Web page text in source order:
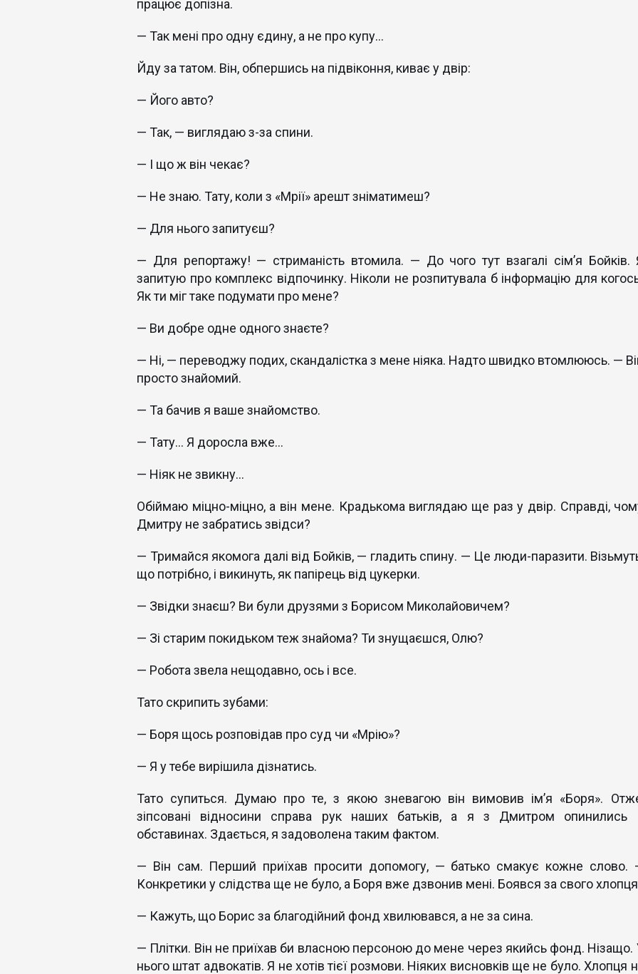
працює допізна.
— Так мені про одну єдину, а не про купу…
Йду за татом. Він, обпершись на підвіконня, киває у двір:
— Його авто?
— Так, — виглядаю з-за спини.
— І що ж він чекає?
— Не знаю. Тату, коли з «Мрії» арешт зніматимеш?
— Для нього запитуєш?
— Для репортажу! — стриманість втомила. — До чого тут взагалі сім’я Бойків.
запитую про комплекс відпочинку. Ніколи не розпитувала б інформацію для
Як ти міг таке подумати про мене?
— Ви добре одне одного знаєте?
— Ні, — переводжу подих, скандалістка з мене ніяка. Надто швидко втомлююсь. —
просто знайомий.
— Та бачив я ваше знайомство.
— Тату… Я доросла вже…
— Ніяк не звикну…
Обіймаю міцно-міцно, а він мене. Крадькома виглядаю ще раз у двір. Справді,
Дмитру не забратись звідси?
— Тримайся якомога далі від Бойків, — гладить спину. — Це люди-паразити.
що потрібно, і викинуть, як папірець від цукерки.
— Звідки знаєш? Ви були друзями з Борисом Миколайовичем?
— Зі старим покидьком теж знайома? Ти знущаєшся, Олю?
— Робота звела нещодавно, ось і все.
Тато скрипить зубами:
— Боря щось розповідав про суд чи «Мрію»?
— Я у тебе вирішила дізнатись.
Тато супиться. Думаю про те, з якою зневагою він вимовив ім’я «Боря».
зіпсовані відносини справа рук наших батьків, а я з Дмитром опинились
обставинах. Здається, я задоволена таким фактом.
— Він сам. Перший приїхав просити допомогу, — батько смакує кожне слово.
Конкретики у слідства ще не було, а Боря вже дзвонив мені. Боявся за свого
— Кажуть, що Борис за благодійний фонд хвилювався, а не за сина.
— Плітки. Він не приїхав би власною персоною до мене через якийсь фонд. Нізащо.
нього штат адвокатів. Я не хотів тієї розмови. Ніяких висновків ще не було. Хлопця